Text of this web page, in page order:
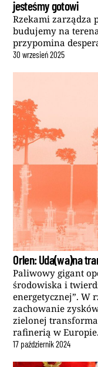
jesteśmy gotowi
Rzekami zarządza
budujemy na
przypomina
30 wrzesień2025
Orlen: Uda(wa)na
Paliwowy gigant
środowiska i
energetycznej”. W
zachowanie
zielonej
rafinerią w Europie.
17 październik2024